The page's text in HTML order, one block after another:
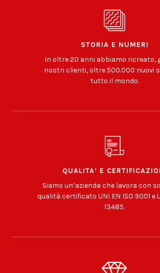
STORIA E NUMERI
In oltre 20 anni abbiamo ricreato,
nostri clienti, oltre 500.000 nuovi
tutto il mondo.
QUALITA’ E
Siamo un’azienda che lavora con
qualità certificato UNI EN ISO 9001 e
13485.